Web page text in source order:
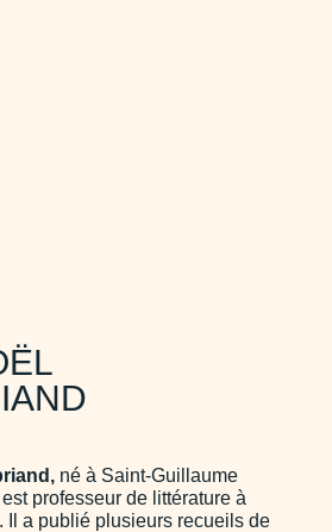
né à Saint-Guillaume
professeur de littérature à
Il a publié plusieurs recueils de